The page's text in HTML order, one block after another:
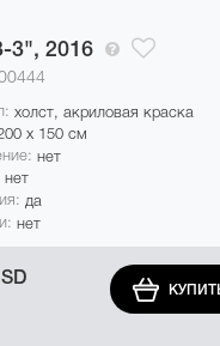
3", 2016
холст, акриловая краска
x 150 см
нет
нет
да
нет